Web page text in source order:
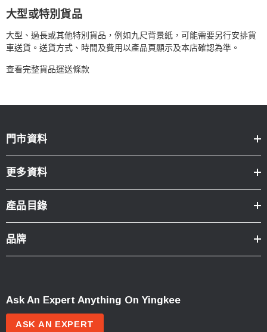
大型或特別貨品
大型、過長或其他特別貨品，例如九尺背景紙，可能需要另行安排貨
車送貨。送貨方式、時間及費用以產品頁顯示及本店確認為準。
查看完整貨品運送條款
門市資料
更多資料
產品目錄
品牌
Ask An Expert Anything On Yingkee
ASK AN EXPERT